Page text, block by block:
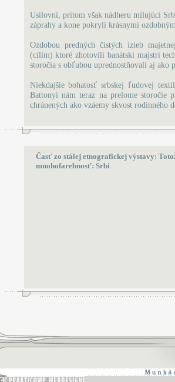
Usilovní, pritom však nádheru milujúci
záprahy a kone pokryli krásnymi
Ozdobou predných čistých izieb
(cílím) ktoré zhotovili banátski majstri
storočia s obľubou uprednostňovali aj ako
Niekdajšie bohatosť srbskej ľudovej
Battonyi nám teraz na prelome storočie
chránených ako vzáemy skvost rodinného
Časť zo stálej etnografickej výstavy:
mnohofarebnosť: Srbi